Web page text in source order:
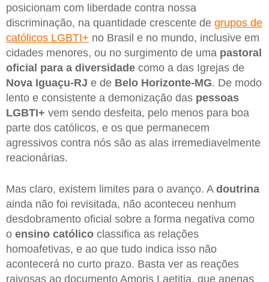
posicionam com liberdade contra nossa
discriminação, na quantidade crescente de grupos de
católicos LGBTI+ no Brasil e no mundo, inclusive em
cidades menores, ou no surgimento de uma pastoral
oficial para a diversidade como a das Igrejas de
Nova Iguaçu-RJ e de Belo Horizonte-MG. De modo
lento e consistente a demonização das pessoas
LGBTI+ vem sendo desfeita, pelo menos para boa
parte dos católicos, e os que permanecem
agressivos contra nós são as alas irremediavelmente
reacionárias.
Mas claro, existem limites para o avanço. A doutrina
ainda não foi revisitada, não aconteceu nenhum
desdobramento oficial sobre a forma negativa como
o ensino católico classifica as relações
homoafetivas, e ao que tudo indica isso não
acontecerá no curto prazo. Basta ver as reações
raivosas ao documento Amoris Laetitia, que apenas